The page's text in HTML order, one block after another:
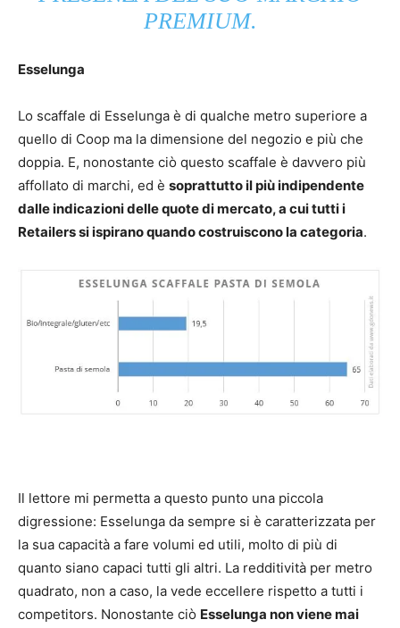
PREMIUM.
Esselunga
Lo scaffale di Esselunga è di qualche metro superiore a
quello di Coop ma la dimensione del negozio e più che
doppia. E, nonostante ciò questo scaffale è davvero più
affollato di marchi, ed è soprattutto il più indipendente
dalle indicazioni delle quote di mercato, a cui tutti i
Retailers si ispirano quando costruiscono la categoria.
Il lettore mi permetta a questo punto una piccola
digressione: Esselunga da sempre si è caratterizzata per
la sua capacità a fare volumi ed utili, molto di più di
quanto siano capaci tutti gli altri. La redditività per metro
quadrato, non a caso, la vede eccellere rispetto a tutti i
competitors. Nonostante ciò Esselunga non viene mai